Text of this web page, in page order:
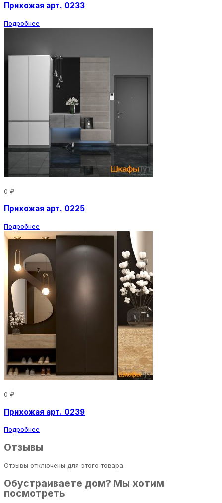
Прихожая арт. 0233
Подробнее
0 ₽
Прихожая арт. 0225
Подробнее
0 ₽
Прихожая арт. 0239
Подробнее
Отзывы
Отзывы отключены для этого товара.
Обустраиваете дом? Мы хотим
посмотреть